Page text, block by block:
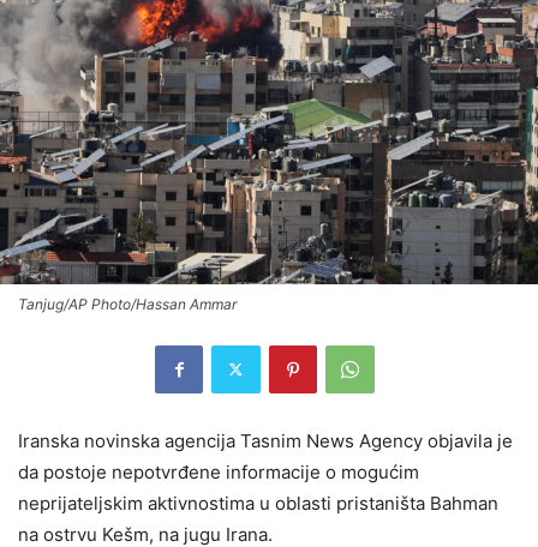
Tanjug/AP Photo/Hassan Ammar
Iranska novinska agencija Tasnim News Agency objavila je
da postoje nepotvrđene informacije o mogućim
neprijateljskim aktivnostima u oblasti pristaništa Bahman
na ostrvu Kešm, na jugu Irana.